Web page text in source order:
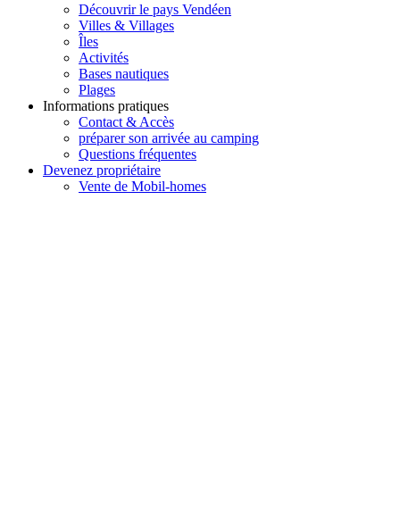
Découvrir le pays Vendéen
Villes & Villages
Îles
Activités
Bases nautiques
Plages
Informations pratiques
Contact & Accès
préparer son arrivée au camping
Questions fréquentes
Devenez propriétaire
Vente de Mobil-homes